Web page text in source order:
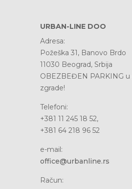
URBAN-LINE DOO
Adresa:
Požeška 31, Banovo Brdo
11030 Beograd, Srbija
OBEZBEĐEN PARKING u
zgrade!
Telefoni:
+381 11 245 18 52,
+381 64 218 96 52
e-mail:
office@urbanline.rs
Račun: